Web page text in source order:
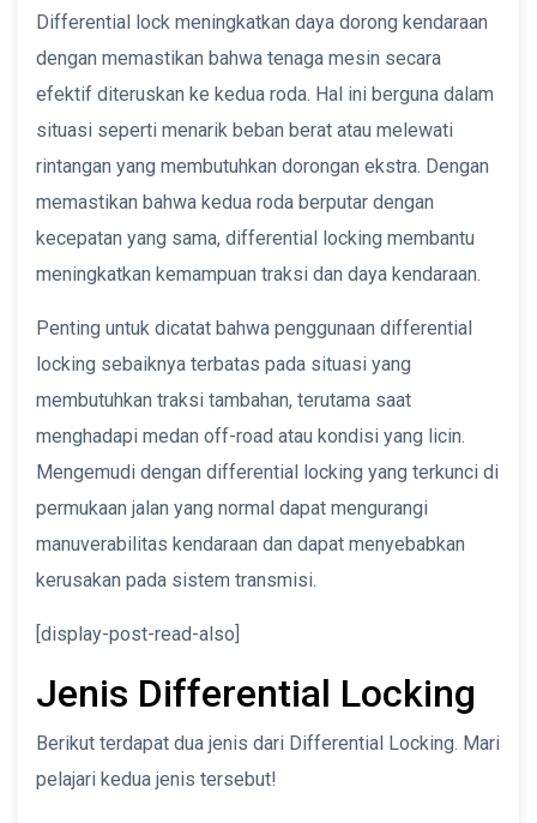
Differential lock meningkatkan daya dorong kendaraan
dengan memastikan bahwa tenaga mesin secara
efektif diteruskan ke kedua roda. Hal ini berguna dalam
situasi seperti menarik beban berat atau melewati
rintangan yang membutuhkan dorongan ekstra. Dengan
memastikan bahwa kedua roda berputar dengan
kecepatan yang sama, differential locking membantu
meningkatkan kemampuan traksi dan daya kendaraan.
Penting untuk dicatat bahwa penggunaan differential
locking sebaiknya terbatas pada situasi yang
membutuhkan traksi tambahan, terutama saat
menghadapi medan off-road atau kondisi yang licin.
Mengemudi dengan differential locking yang terkunci di
permukaan jalan yang normal dapat mengurangi
manuverabilitas kendaraan dan dapat menyebabkan
kerusakan pada sistem transmisi.
[display-post-read-also]
Jenis Differential Locking
Berikut terdapat dua jenis dari Differential Locking. Mari
pelajari kedua jenis tersebut!